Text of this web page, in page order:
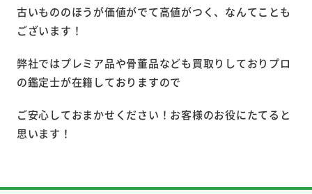
古いもののほうが価値がでて高値がつく、なんてことも
ございます！
弊社ではプレミア品や骨董品なども買取りしておりプロ
の鑑定士が在籍しておりますので
ご安心しておまかせください！お客様のお役にたてると
思います！